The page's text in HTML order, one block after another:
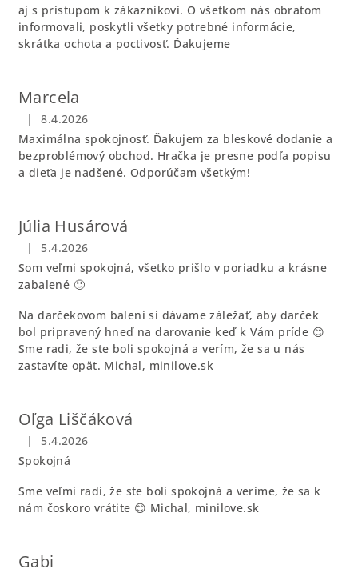
aj s prístupom k zákazníkovi. O všetkom nás obratom
informovali, poskytli všetky potrebné informácie,
skrátka ochota a poctivosť. Ďakujeme
Marcela
Hodnotenie obchodu je 5 z 5 hviezdičiek.
|
8.4.2026
Maximálna spokojnosť. Ďakujem za bleskové dodanie a
bezproblémový obchod. Hračka je presne podľa popisu
a dieťa je nadšené. Odporúčam všetkým!
Júlia Husárová
Hodnotenie obchodu je 5 z 5 hviezdičiek.
|
5.4.2026
Som veľmi spokojná, všetko prišlo v poriadku a krásne
zabalené 🙂
Na darčekovom balení si dávame záležať, aby darček
bol pripravený hneď na darovanie keď k Vám príde 😊
Sme radi, že ste boli spokojná a verím, že sa u nás
zastavíte opät. Michal, minilove.sk
Oľga Liščáková
Hodnotenie obchodu je 5 z 5 hviezdičiek.
|
5.4.2026
Spokojná
Sme veľmi radi, že ste boli spokojná a veríme, že sa k
nám čoskoro vrátite 😊 Michal, minilove.sk
Gabi